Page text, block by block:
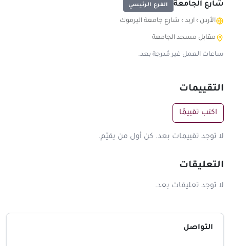
شارع الجامعة الفرع الرئيسي
الأردن › اربد › شارع جامعة اليرموك
مقابل مسجد الجامعة
ساعات العمل غير مُدرجة بعد.
التقييمات
اكتب تقييمًا
لا توجد تقييمات بعد. كن أول من يقيّم.
التعليقات
لا توجد تعليقات بعد.
التواصل